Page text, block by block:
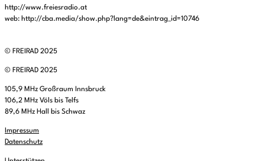
http://www.freiesradio.at
web: http://cba.media/show.php?lang=de&eintrag_id=10746
© FREIRAD 2025
© FREIRAD 2025
105,9 MHz Großraum Innsbruck
106,2 MHz Völs bis Telfs
89,6 MHz Hall bis Schwaz
Impressum
Datenschutz